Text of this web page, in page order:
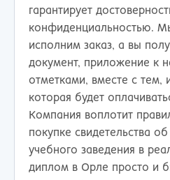
гарантирует
конфиденциальностью.
исполним заказ, а вы
документ, приложение к
отметками, вместе с тем,
которая будет
Компания воплотит
покупке свидетельства
учебного заведения в
диплом в Орле просто и